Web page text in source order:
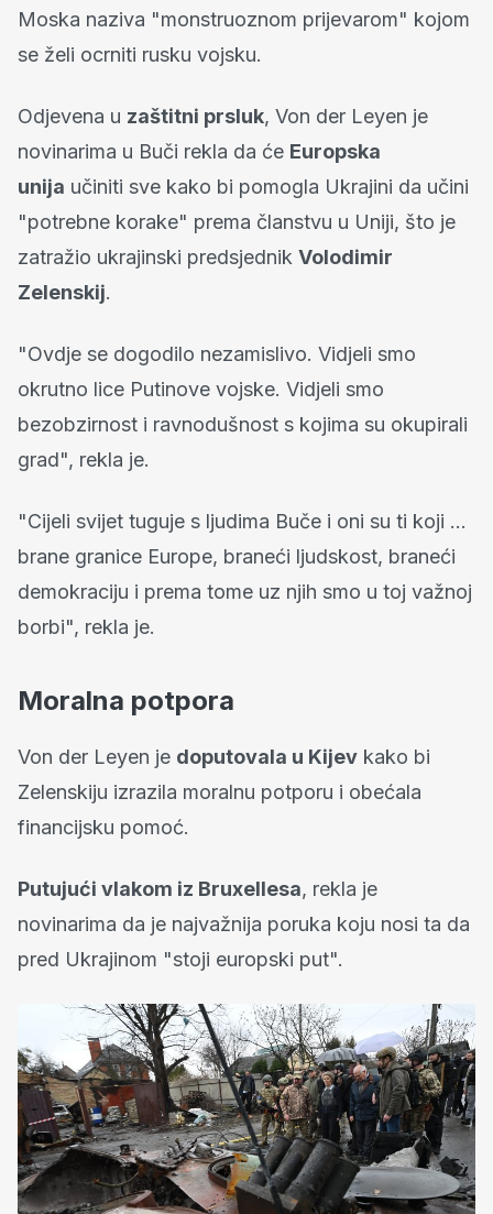
Moska naziva "monstruoznom prijevarom" kojom
se želi ocrniti rusku vojsku.
Odjevena u zaštitni prsluk, Von der Leyen je
novinarima u Buči rekla da će Europska
unija učiniti sve kako bi pomogla Ukrajini da učini
"potrebne korake" prema članstvu u Uniji, što je
zatražio ukrajinski predsjednik Volodimir
Zelenskij.
"Ovdje se dogodilo nezamislivo. Vidjeli smo
okrutno lice Putinove vojske. Vidjeli smo
bezobzirnost i ravnodušnost s kojima su okupirali
grad", rekla je.
"Cijeli svijet tuguje s ljudima Buče i oni su ti koji ...
brane granice Europe, braneći ljudskost, braneći
demokraciju i prema tome uz njih smo u toj važnoj
borbi", rekla je.
Moralna potpora
Von der Leyen je doputovala u Kijev kako bi
Zelenskiju izrazila moralnu potporu i obećala
financijsku pomoć.
Putujući vlakom iz Bruxellesa, rekla je
novinarima da je najvažnija poruka koju nosi ta da
pred Ukrajinom "stoji europski put".